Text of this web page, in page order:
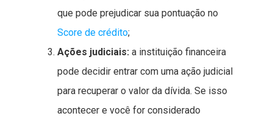
que pode prejudicar sua pontuação no
Score de crédito;
Ações judiciais: a instituição financeira
pode decidir entrar com uma ação judicial
para recuperar o valor da dívida. Se isso
acontecer e você for considerado